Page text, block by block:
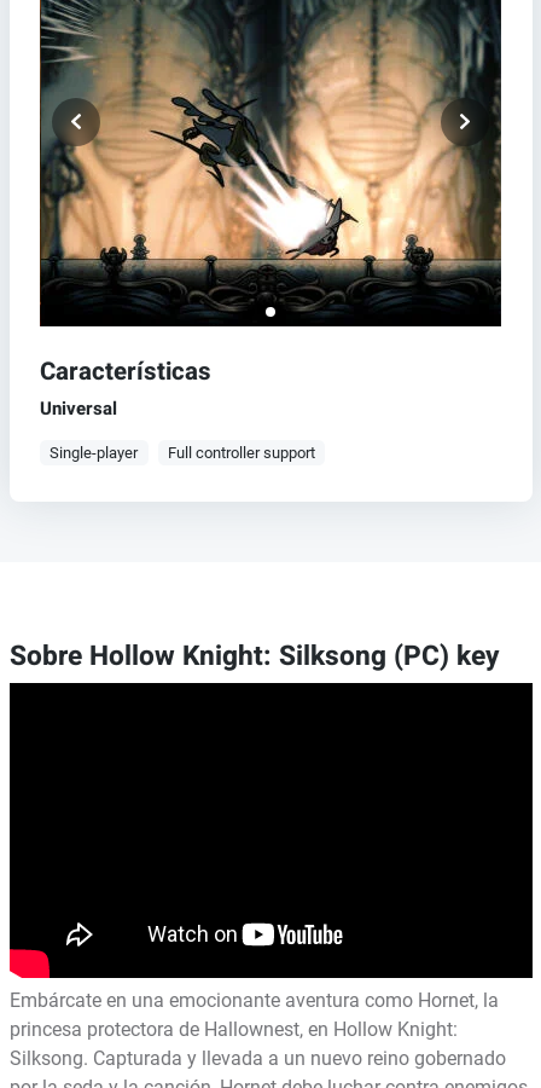
Características
Universal
Single-player Full controller support
Sobre Hollow Knight: Silksong (PC) key
Embárcate en una emocionante aventura como Hornet, la
princesa protectora de Hallownest, en Hollow Knight:
Silksong. Capturada y llevada a un nuevo reino gobernado